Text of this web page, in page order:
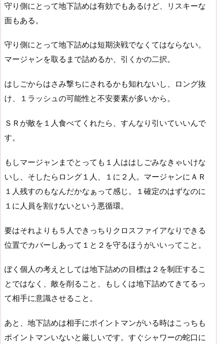
守り側にとって地下詰めは有効でもあるけど、リスキーな
面もある。
守り側にとって地下詰めは短期決戦でなくてはならない。
マージャンを取るまで詰めるか、引くかの二択。
はしごからはさみ撃ちにされるかも知れないし、ロング抜
け、１ラッシュの可能性と不安要素が多いから。
ＳＲが敵を１人食べてくれたら、すんなり引いていいんで
す。
もしマージャンまでとっても１人ははしごみなきゃいけな
いし、そしたらロング１人、１に２人。マージャンにＡＲ
１人残すのもなんだかなぁって感じ。１確定のはずなのに
１に人員を割けないという悪循環。
要はそれよりも５人できっちりクロスファイアなりできる
位置でカバーしあって１と２を守るほうがいいってこと。
ぼく個人の考えとしては地下詰めの目標は２を制圧するこ
とではなく、敵を削ること、もしくは地下詰めてきてるっ
て相手に意識させること。
あと、地下詰めは相手にポイントマンがいる時はこっちも
ポイントマンいないと厳しいです。すぐシャワーの蛇口に